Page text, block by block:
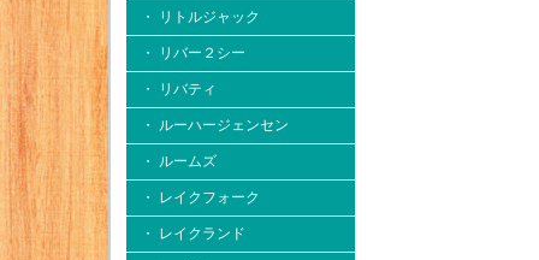
・ リトルジャック
・ リバー２シー
・ リバティ
・ ルーハージェンセン
・ ルームズ
・ レイクフォーク
・ レイクランド